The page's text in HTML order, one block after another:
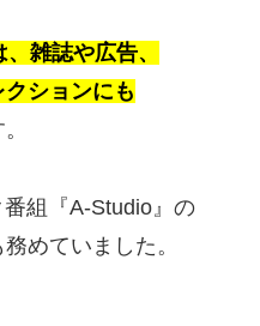
雑誌や広告、
ションにも
組『A-Studio』の
めていました。